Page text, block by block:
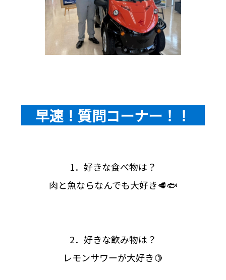
早速！質問コーナー！！
1．好きな食べ物は？
肉と魚ならなんでも大好き🥩🐟
2．好きな飲み物は？
レモンサワーが大好き🍋